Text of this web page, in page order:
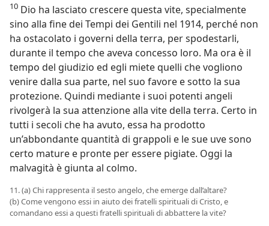
10 Dio ha lasciato crescere questa vite, specialmente
sino alla fine dei Tempi dei Gentili nel 1914, perché non
ha ostacolato i governi della terra, per spodestarli,
durante il tempo che aveva concesso loro. Ma ora è il
tempo del giudizio ed egli miete quelli che vogliono
venire dalla sua parte, nel suo favore e sotto la sua
protezione. Quindi mediante i suoi potenti angeli
rivolgerà la sua attenzione alla vite della terra. Certo in
tutti i secoli che ha avuto, essa ha prodotto
un’abbondante quantità di grappoli e le sue uve sono
certo mature e pronte per essere pigiate. Oggi la
malvagità è giunta al colmo.
11. (a) Chi rappresenta il sesto angelo, che emerge dall’altare?
(b) Come vengono essi in aiuto dei fratelli spirituali di Cristo, e
comandano essi a questi fratelli spirituali di abbattere la vite?